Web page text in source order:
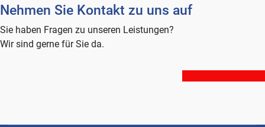
Nehmen Sie Kontakt zu uns auf
Sie haben Fragen zu unseren Leistungen?
Wir sind gerne für Sie da.